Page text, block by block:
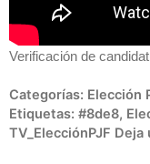
Verificación de
Categorías: Elección
Etiquetas: #8de8,
TV_ElecciónPJF Deja